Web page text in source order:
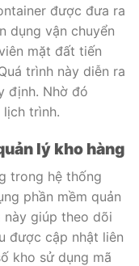
được đưa ra
dụng vận chuyển
mặt đất tiến
trình này diễn ra
định. Nhờ đó
lịch trình.
lý kho hàng
trong hệ thống
phần mềm quản
này giúp theo dõi
được cập nhật liên
kho sử dụng mã